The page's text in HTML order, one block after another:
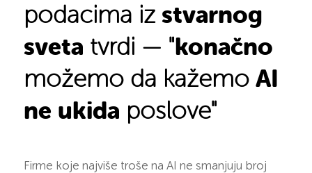
podacima iz stvarnog
sveta tvrdi — "konačno
možemo da kažemo AI
ne ukida poslove"
Firme koje najviše troše na AI ne smanjuju broj